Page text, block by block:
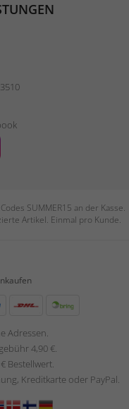
SUMMER15 an der Kasse.
Artikel. Einmal pro Kunde.
Adressen.
4,90 €.
Bestellwert.
Kreditkarte oder PayPal.